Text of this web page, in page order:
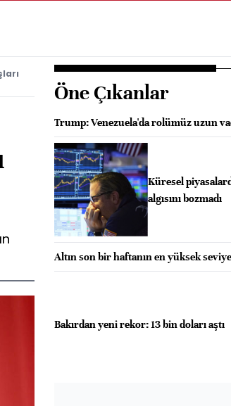
Öne Çıkanlar
Trump: Venezuela'da rolümüz uzun
Küresel
algısını bozmadı
Altın son bir haftanın en yüksek
Bakırdan yeni rekor: 13 bin doları aştı